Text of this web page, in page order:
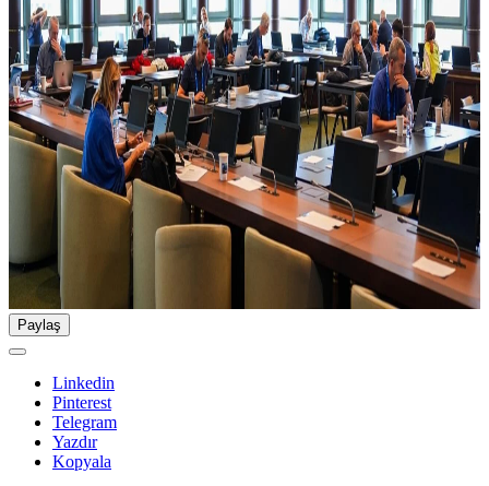
Paylaş
Linkedin
Pinterest
Telegram
Yazdır
Kopyala